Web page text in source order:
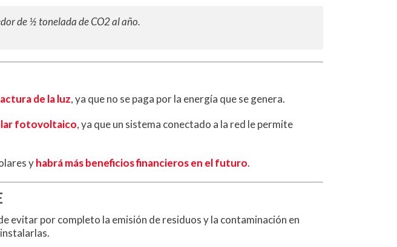
de ½ tonelada de CO2 al año.
de la luz, ya que no se paga por la energía que se genera.
fotovoltaico, ya que un sistema conectado a la red le permite
yhabrá más beneficios financieros en el futuro.
evitar por completo la emisión de residuos y la contaminación en